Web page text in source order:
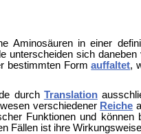
Aminosäuren in einer
unterscheiden sich
bestimmten Formauffaltet,
durch Translation
verschiedener Reiche
Funktionen und
Fällen ist ihre